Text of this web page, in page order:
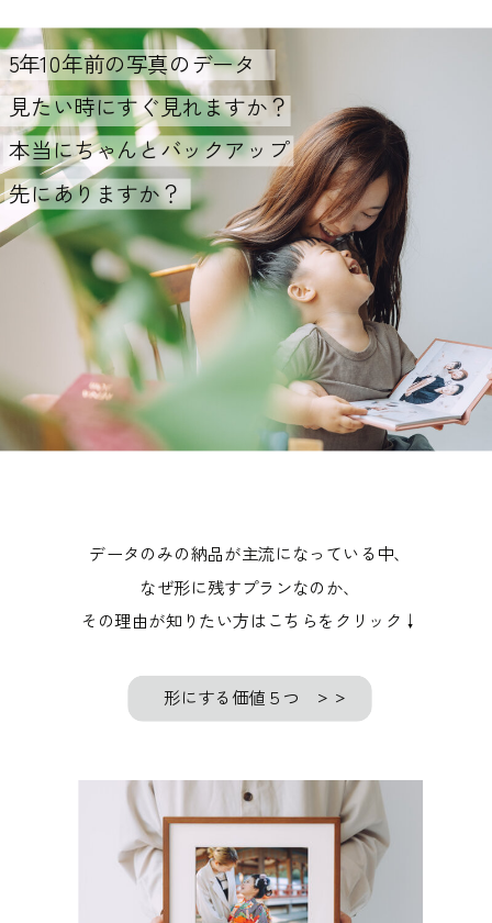
データのみの納品が主流になっている中、
なぜ形に残すプランなのか、
その理由が知りたい方はこちらをクリック↓
5年10年前の写真のデータ
見たい時にすぐ見れますか？
本当にちゃんとバックアップ
先にありますか？
形にする価値５つ ＞＞